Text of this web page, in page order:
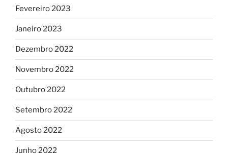
Fevereiro 2023
Janeiro 2023
Dezembro 2022
Novembro 2022
Outubro 2022
Setembro 2022
Agosto 2022
Junho 2022